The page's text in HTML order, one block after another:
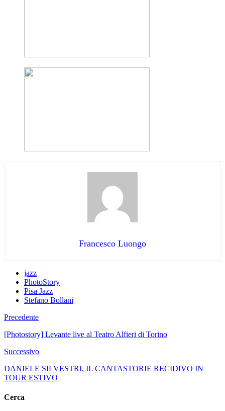
Francesco Luongo
jazz
PhotoStory
Pisa Jazz
Stefano Bollani
Precedente
[Photostory] Levante live al Teatro Alfieri di Torino
Successivo
DANIELE SILVESTRI, IL CANTASTORIE RECIDIVO IN
TOUR ESTIVO
Cerca